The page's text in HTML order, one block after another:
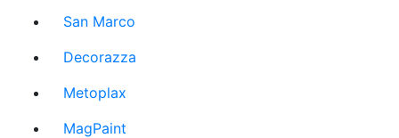
San Marco
Decorazza
Metoplax
MagPaint